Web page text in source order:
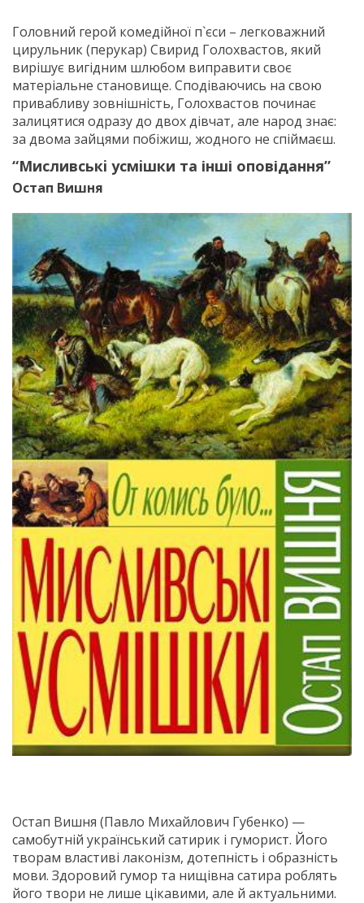
Головний герой комедійної п`єси – легковажний
цирульник (перукар) Свирид Голохвастов, який
вирішує вигідним шлюбом виправити своє
матеріальне становище. Сподіваючись на свою
привабливу зовнішність, Голохвастов починає
залицятися одразу до двох дівчат, але народ знає:
за двома зайцями побіжиш, жодного не спіймаєш.
“Мисливськi усмiшки та інші оповідання”
Остап Вишня
Остап Вишня (Павло Михайлович Губенко) —
самобутній український сатирик і гуморист. Його
творам властиві лаконізм, дотепність і образність
мови. Здоровий гумор та нищівна сатира роблять
його твори не лише цікавими, але й актуальними.